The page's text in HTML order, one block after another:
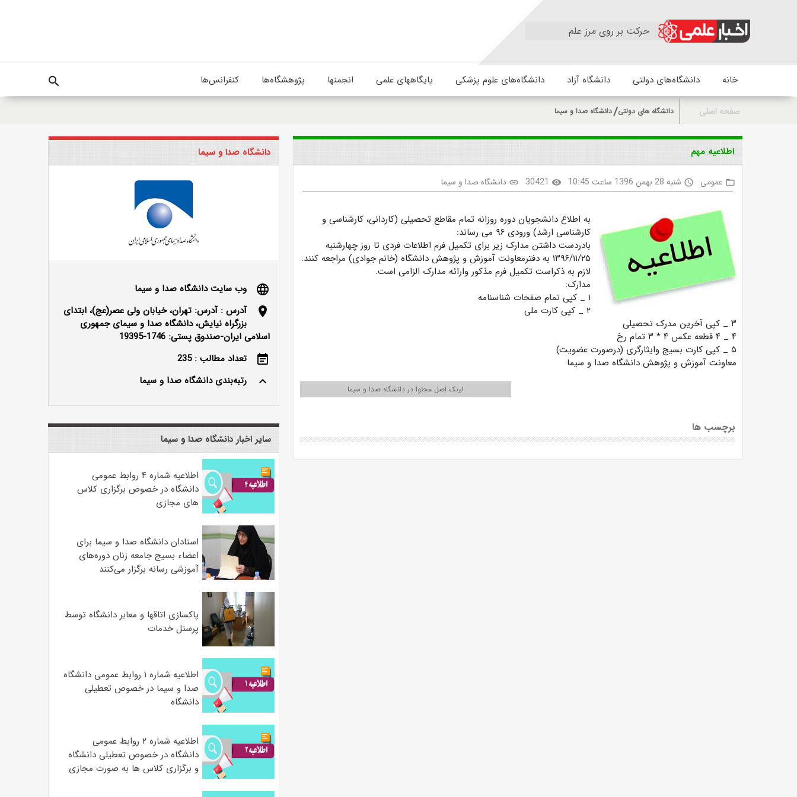
حرکت بر روی مرز علم
خانه دانشگاه‌های دولتی دانشگاه آزاد دانشگاه‌های علوم پزشکی پایگاههای علمی انجمنها پژوهشگاه‌ها کنفرانس‌ها search
صفحه اصلی دانشگاه های دولتی دانشگاه صدا و سیما
اطلاعیه مهم
folder_open عمومی access_time شنبه 28 بهمن 1396 ساعت 10:45 visibility
30421
link دانشگاه صدا و سیما
به اطلاع دانشجویان دوره روزانه تمام مقاطع تحصیلی (کاردانی، کارشناسی و
کارشناسی ارشد) ورودی ۹۶ می رساند:
بادردست داشتن مدارک زیر برای تکمیل فرم اطلاعات فردی تا روز چهارشنبه
۱۳۹۶/۱۱/۲۵ به دفترمعاونت آموزش و پژوهش دانشگاه (خانم جوادی) مراجعه کنند.
لازم به ذکراست تکمیل فرم مذکور وارائه مدارک الزامی است.
مدارک:
۱ _ کپی تمام صفحات شناسنامه
۲ _ کپی کارت ملی
۳ _ کپی آخرین مدرک تحصیلی
۴ _ ۴ قطعه عکس ۴ * ۳ تمام رخ
۵ _ کپی کارت بسیج وایثارگری (درصورت عضویت)
معاونت آموزش و پژوهش دانشگاه صدا و سیما
لینک اصل محتوا در دانشگاه صدا و سیما
برچسب ها
دانشگاه صدا و سیما
language
وب سایت دانشگاه صدا و سیما
location_on
آدرس : آدرس: تهران، خیابان ولی عصر(عج)، ابتدای
بزرگراه نیایش، دانشگاه صدا و سیمای جمهوری
اسلامی ایران-صندوق پستی: 1746-19395
event_note
تعداد مطالب : 235
keyboard_arrow_up
رتبه‌بندی دانشگاه صدا و سیما
سایر اخبار دانشگاه صدا و سیما
اطلاعیه شماره ۴ روابط عمومی
دانشگاه در خصوص برگزاری کلاس
های مجازی
استادان دانشگاه صدا و سیما برای
اعضاء بسیج جامعه زنان دوره‌های
آموزشی رسانه برگزار می‌کنند
پاکسازی اتاقها و معابر دانشگاه توسط
پرسنل خدمات
اطلاعیه شماره ۱ روابط عمومی دانشگاه
صدا و سیما در خصوص تعطیلی
دانشگاه
اطلاعیه شماره ۲ روابط عمومی
دانشگاه در خصوص تعطیلی دانشگاه
و برگزاری کلاس ها به صورت مجازی